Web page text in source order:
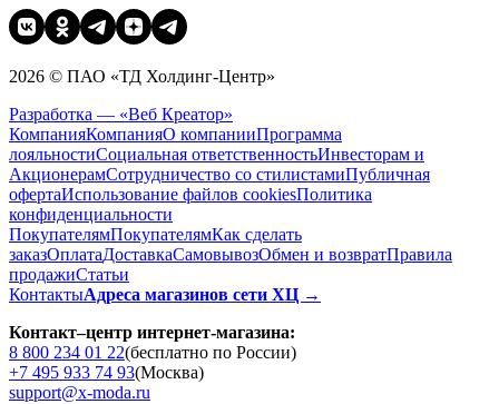
2026 © ПАО «ТД Холдинг-Центр»
Разработка — «Веб Креатор»
КомпанияКомпанияО компанииПрограмма
лояльностиСоциальная ответственностьИнвесторам и
АкционерамСотрудничество со стилистамиПубличная
офертаИспользование файлов cookiesПолитика
конфиденциальности
ПокупателямПокупателямКак сделать
заказОплатаДоставкаCамовывозОбмен и возвратПравила
продажиСтатьи
КонтактыАдреса магазинов сети ХЦ →
Контакт–центр интернет-магазина:
8 800 234 01 22(бесплатно по России)
+7 495 933 74 93(Москва)
support@x-moda.ru